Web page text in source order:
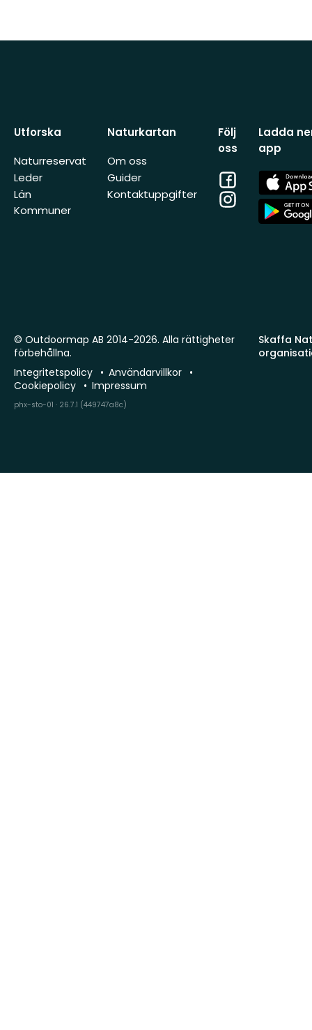
Utforska
Naturreservat
Leder
Län
Kommuner
Naturkartan
Om oss
Guider
Kontaktuppgifter
Följ
oss
Facebook
Instagram
Ladda
app
App
Store
App
Store
Skaffa
© Outdoormap AB 2014-2026. Alla rättigheter
förbehållna.
Integritetspolicy
Användarvillkor
Cookiepolicy
Impressum
phx-sto-01 · 26.7.1 (449747a8c)